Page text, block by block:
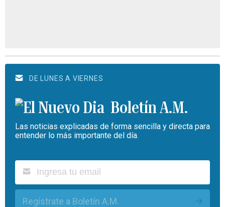
DE LUNES A VIERNES
Boletín A.M.
Las noticias explicadas de forma sencilla y directa para
entender lo más importante del día.
Regístrate a Boletín A.M.